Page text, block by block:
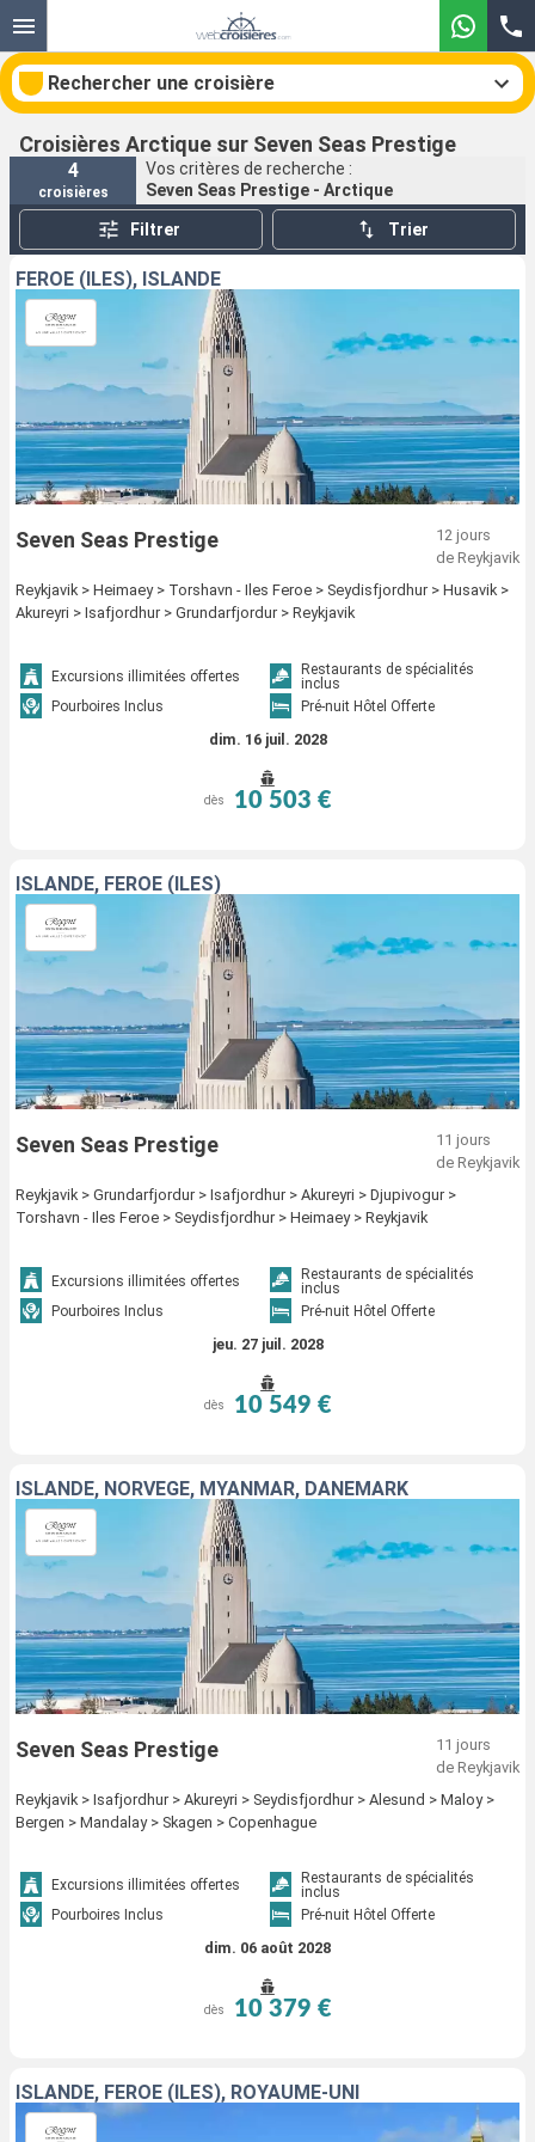
Rechercher une croisière
Nos destinations
Mois de départ
Ports
Rechercher
Croisières Arctique sur Seven Seas Prestige
4
croisières
Vos critères de recherche :
Seven Seas Prestige - Arctique
Filtrer Trier
FÉROÉ (ÎLES), ISLANDE
Seven Seas Prestige
12 jours
de Reykjavik
Reykjavik > Heimaey > Torshavn - Iles Feroe > Seydisfjordhur > Husavik >
Akureyri > Isafjordhur > Grundarfjordur > Reykjavik
Excursions illimitées offertes
Restaurants de spécialités
inclus
Pourboires Inclus
Pré-nuit Hôtel Offerte
dim. 16 juil. 2028
dès 10 503 €
ISLANDE, FÉROÉ (ÎLES)
Seven Seas Prestige
11 jours
de Reykjavik
Reykjavik > Grundarfjordur > Isafjordhur > Akureyri > Djupivogur >
Torshavn - Iles Feroe > Seydisfjordhur > Heimaey > Reykjavik
Excursions illimitées offertes
Restaurants de spécialités
inclus
Pourboires Inclus
Pré-nuit Hôtel Offerte
jeu. 27 juil. 2028
dès 10 549 €
ISLANDE, NORVÈGE, MYANMAR, DANEMARK
Seven Seas Prestige
11 jours
de Reykjavik
Reykjavik > Isafjordhur > Akureyri > Seydisfjordhur > Alesund > Maloy >
Bergen > Mandalay > Skagen > Copenhague
Excursions illimitées offertes
Restaurants de spécialités
inclus
Pourboires Inclus
Pré-nuit Hôtel Offerte
dim. 06 août 2028
dès 10 379 €
ISLANDE, FÉROÉ (ÎLES), ROYAUME-UNI